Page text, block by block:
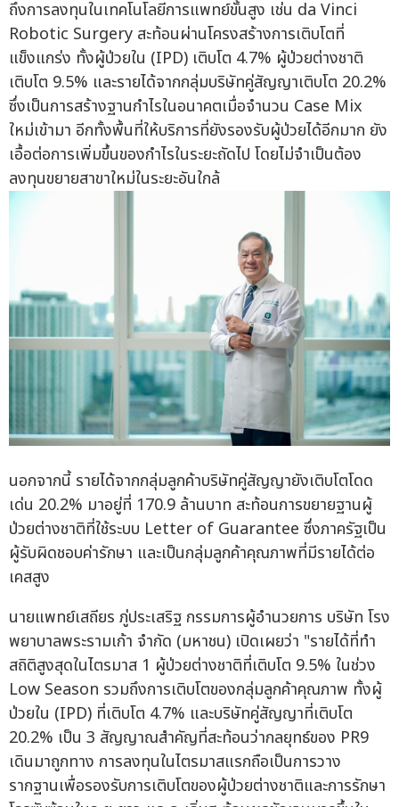
ถึงการลงทุนในเทคโนโลยีการแพทย์ขั้นสูง เช่น da Vinci
Robotic Surgery สะท้อนผ่านโครงสร้างการเติบโตที่
แข็งแกร่ง ทั้งผู้ป่วยใน (IPD) เติบโต 4.7% ผู้ป่วยต่างชาติ
เติบโต 9.5% และรายได้จากกลุ่มบริษัทคู่สัญญาเติบโต 20.2%
ซึ่งเป็นการสร้างฐานกำไรในอนาคตเมื่อจำนวน Case Mix
ใหม่เข้ามา อีกทั้งพื้นที่ให้บริการที่ยังรองรับผู้ป่วยได้อีกมาก ยัง
เอื้อต่อการเพิ่มขึ้นของกำไรในระยะถัดไป โดยไม่จำเป็นต้อง
ลงทุนขยายสาขาใหม่ในระยะอันใกล้
นอกจากนี้ รายได้จากกลุ่มลูกค้าบริษัทคู่สัญญายังเติบโตโดด
เด่น 20.2% มาอยู่ที่ 170.9 ล้านบาท สะท้อนการขยายฐานผู้
ป่วยต่างชาติที่ใช้ระบบ Letter of Guarantee ซึ่งภาครัฐเป็น
ผู้รับผิดชอบค่ารักษา และเป็นกลุ่มลูกค้าคุณภาพที่มีรายได้ต่อ
เคสสูง
นายแพทย์เสถียร ภู่ประเสริฐ กรรมการผู้อำนวยการ บริษัท โรง
พยาบาลพระรามเก้า จำกัด (มหาชน) เปิดเผยว่า "รายได้ที่ทำ
สถิติสูงสุดในไตรมาส 1 ผู้ป่วยต่างชาติที่เติบโต 9.5% ในช่วง
Low Season รวมถึงการเติบโตของกลุ่มลูกค้าคุณภาพ ทั้งผู้
ป่วยใน (IPD) ที่เติบโต 4.7% และบริษัทคู่สัญญาที่เติบโต
20.2% เป็น 3 สัญญาณสำคัญที่สะท้อนว่ากลยุทธ์ของ PR9
เดินมาถูกทาง การลงทุนในไตรมาสแรกถือเป็นการวาง
รากฐานเพื่อรองรับการเติบโตของผู้ป่วยต่างชาติและการรักษา